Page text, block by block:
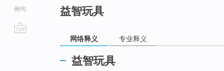
例句
益智玩具
网络释义 专业释义
益智玩具